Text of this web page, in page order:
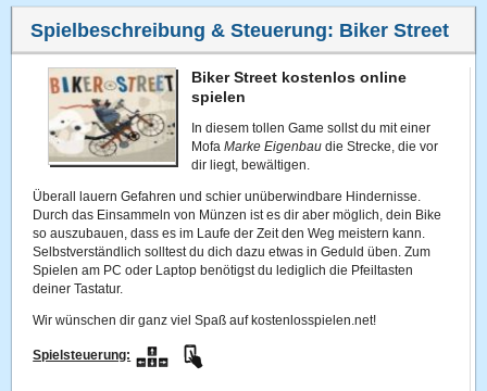
Spielbeschreibung & Steuerung: Biker Street
Biker Street kostenlos online
spielen
In diesem tollen Game sollst du mit einer
MofaMarke Eigenbaudie Strecke, die vor
dir liegt, bewältigen.
Überall lauern Gefahren und schier unüberwindbare Hindernisse.
Durch das Einsammeln von Münzen ist es dir aber möglich, dein Bike
so auszubauen, dass es im Laufe der Zeit den Weg meistern kann.
Selbstverständlich solltest du dich dazu etwas in Geduld üben. Zum
Spielen am PC oder Laptop benötigst du lediglich die Pfeiltasten
deiner Tastatur.
Wir wünschen dir ganz viel Spaß auf kostenlosspielen.net!
Spielsteuerung: